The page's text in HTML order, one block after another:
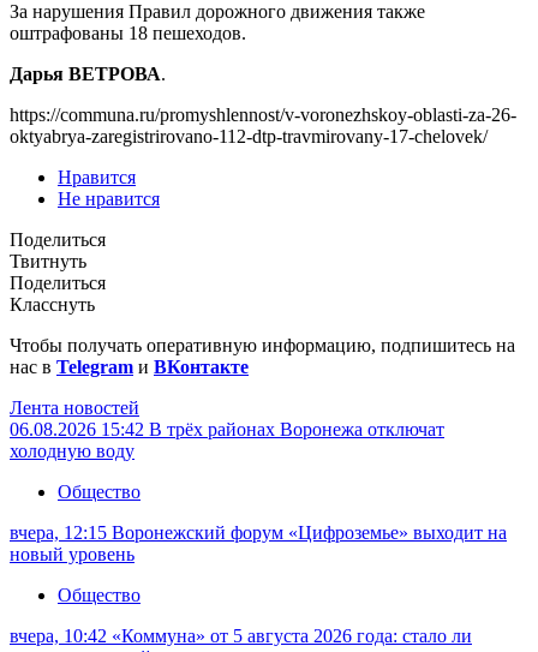
За нарушения Правил дорожного движения также
оштрафованы 18 пешеходов.
Дарья ВЕТРОВА.
https://communa.ru/promyshlennost/v-voronezhskoy-oblasti-za-26-
oktyabrya-zaregistrirovano-112-dtp-travmirovany-17-chelovek/
Нравится
Не нравится
Поделиться
Твитнуть
Поделиться
Класснуть
Чтобы получать оперативную информацию, подпишитесь на
нас в Telegram и ВКонтакте
Лента новостей
06.08.2026 15:42 В трёх районах Воронежа отключат
холодную воду
Общество
вчера, 12:15 Воронежский форум «Цифроземье» выходит на
новый уровень
Общество
вчера, 10:42 «Коммуна» от 5 августа 2026 года: стало ли